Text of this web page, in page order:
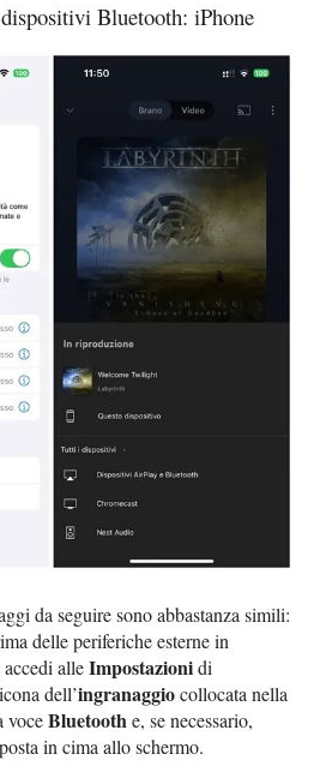
Bluetooth: iPhone
da seguire sono abbastanza simili:
delle periferiche esterne in
accedi alleImpostazionidi
dell’ingranaggiocollocata nella
voceBluetoothe, se necessario,
in cima allo schermo.